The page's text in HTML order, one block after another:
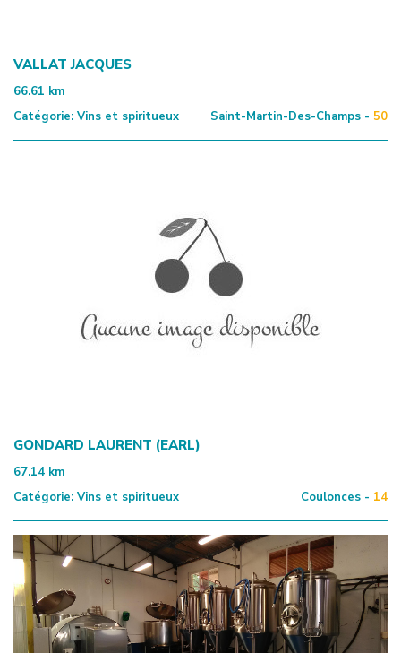
VALLAT JACQUES
66.61 km
Catégorie: Vins et spiritueux Saint-Martin-Des-Champs - 50
GONDARD LAURENT (EARL)
67.14 km
Catégorie: Vins et spiritueux Coulonces - 14